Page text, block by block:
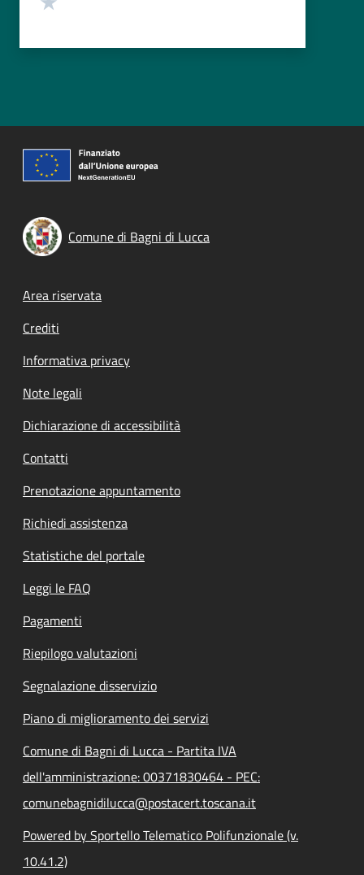
Comune di Bagni di Lucca
Footer menu
Area riservata
Crediti
Informativa privacy
Note legali
Dichiarazione di accessibilità
Contatti
Prenotazione appuntamento
Richiedi assistenza
Statistiche del portale
Leggi le FAQ
Pagamenti
Riepilogo valutazioni
Segnalazione disservizio
Piano di miglioramento dei servizi
Comune di Bagni di Lucca - Partita IVA
dell'amministrazione: 00371830464 - PEC:
comunebagnidilucca@postacert.toscana.it
Powered by Sportello Telematico Polifunzionale (v.
10.41.2)